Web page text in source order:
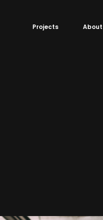
Projects About